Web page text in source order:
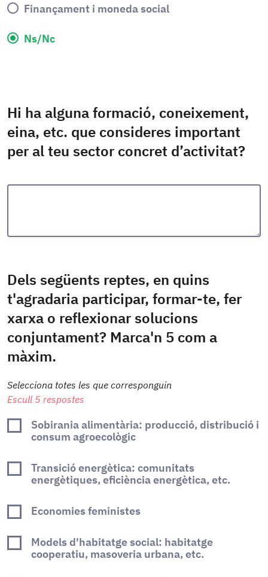
Finançament i moneda social
Ns/Nc
Hi ha alguna formació, coneixement,
eina, etc. que consideres important
per al teu sector concret d’activitat?
Dels següents reptes, en quins
t'agradaria participar, formar-te, fer
xarxa o reflexionar solucions
conjuntament? Marca'n 5 com a
màxim.
Selecciona totes les que corresponguin
Escull 5 respostes
Sobirania alimentària: producció, distribució i
consum agroecològic
Transició energètica: comunitats
energètiques, eficiència energètica, etc.
Economies feministes
Models d'habitatge social: habitatge
cooperatiu, masoveria urbana, etc.